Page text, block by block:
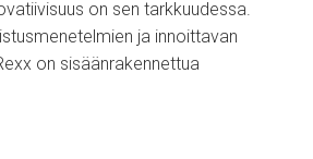
on sen tarkkuudessa.
ja innoittavan
on sisäänrakennettua